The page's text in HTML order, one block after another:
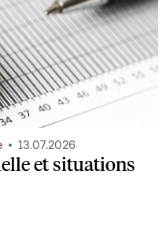
et situations
13.07.2026